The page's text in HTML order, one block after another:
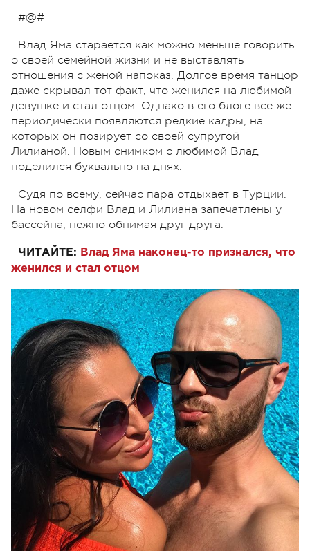
#@#
Влад Яма старается как можно меньше говорить
о своей семейной жизни и не выставлять
отношения с женой напоказ. Долгое время танцор
даже скрывал тот факт, что женился на любимой
девушке и стал отцом. Однако в его блоге все же
периодически появляются редкие кадры, на
которых он позирует со своей супругой
Лилианой. Новым снимком с любимой Влад
поделился буквально на днях.
Судя по всему, сейчас пара отдыхает в Турции.
На новом селфи Влад и Лилиана запечатлены у
бассейна, нежно обнимая друг друга.
ЧИТАЙТЕ: Влад Яма наконец-то признался, что
женился и стал отцом